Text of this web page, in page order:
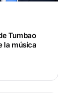
Tumbao
la música